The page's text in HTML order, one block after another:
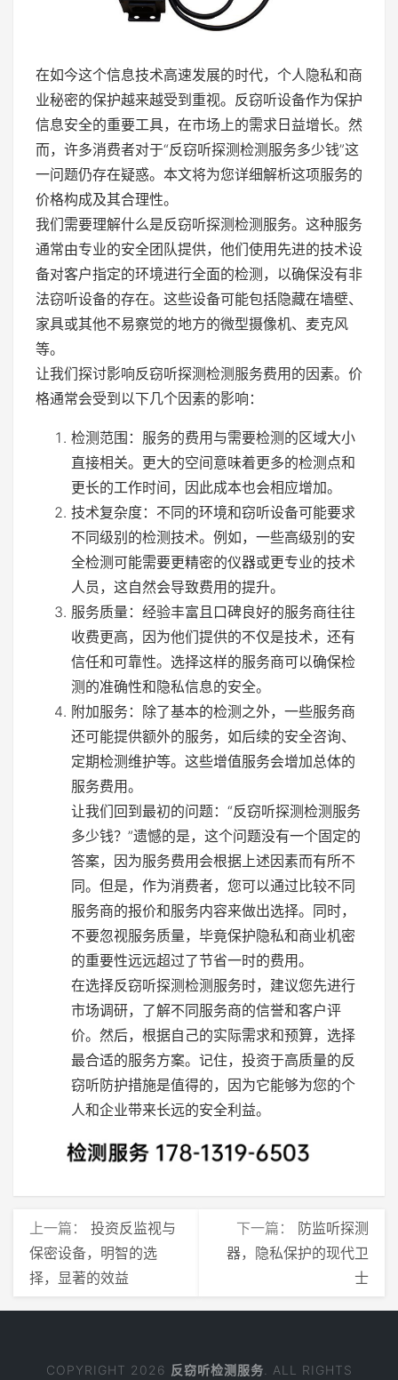
在如今这个信息技术高速发展的时代，个人隐私和商
业秘密的保护越来越受到重视。反窃听设备作为保护
信息安全的重要工具，在市场上的需求日益增长。然
而，许多消费者对于“反窃听探测检测服务多少钱”这
一问题仍存在疑惑。本文将为您详细解析这项服务的
价格构成及其合理性。
我们需要理解什么是反窃听探测检测服务。这种服务
通常由专业的安全团队提供，他们使用先进的技术设
备对客户指定的环境进行全面的检测，以确保没有非
法窃听设备的存在。这些设备可能包括隐藏在墙壁、
家具或其他不易察觉的地方的微型摄像机、麦克风
等。
让我们探讨影响反窃听探测检测服务费用的因素。价
格通常会受到以下几个因素的影响：
检测范围：服务的费用与需要检测的区域大小
直接相关。更大的空间意味着更多的检测点和
更长的工作时间，因此成本也会相应增加。
技术复杂度：不同的环境和窃听设备可能要求
不同级别的检测技术。例如，一些高级别的安
全检测可能需要更精密的仪器或更专业的技术
人员，这自然会导致费用的提升。
服务质量：经验丰富且口碑良好的服务商往往
收费更高，因为他们提供的不仅是技术，还有
信任和可靠性。选择这样的服务商可以确保检
测的准确性和隐私信息的安全。
附加服务：除了基本的检测之外，一些服务商
还可能提供额外的服务，如后续的安全咨询、
定期检测维护等。这些增值服务会增加总体的
服务费用。
让我们回到最初的问题：“反窃听探测检测服务
多少钱？”遗憾的是，这个问题没有一个固定的
答案，因为服务费用会根据上述因素而有所不
同。但是，作为消费者，您可以通过比较不同
服务商的报价和服务内容来做出选择。同时，
不要忽视服务质量，毕竟保护隐私和商业机密
的重要性远远超过了节省一时的费用。
在选择反窃听探测检测服务时，建议您先进行
市场调研，了解不同服务商的信誉和客户评
价。然后，根据自己的实际需求和预算，选择
最合适的服务方案。记住，投资于高质量的反
窃听防护措施是值得的，因为它能够为您的个
人和企业带来长远的安全利益。
上一篇： 投资反监视与
保密设备，明智的选
择，显著的效益
下一篇： 防监听探测
器，隐私保护的现代卫
士
COPYRIGHT 2026 反窃听检测服务 . ALL RIGHTS